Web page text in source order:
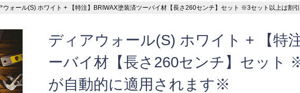
ォール(S) ホワイト + 【特注】BRIWAX塗装済ツーバイ材【長さ260センチ】セット ※3セット以上は割
ディアウォール(S) ホワイト + 【特
ーバイ材【長さ260センチ】セット
が自動的に適用されます※